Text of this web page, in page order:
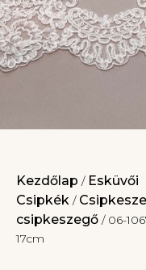
Kezdőlap / Esküvői
Csipkék /
csipkeszegő / 06-
17cm